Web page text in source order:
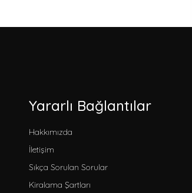
Yararlı Bağlantılar
Hakkımızda
İletişim
Sıkça Sorulan Sorular
Kiralama Şartları